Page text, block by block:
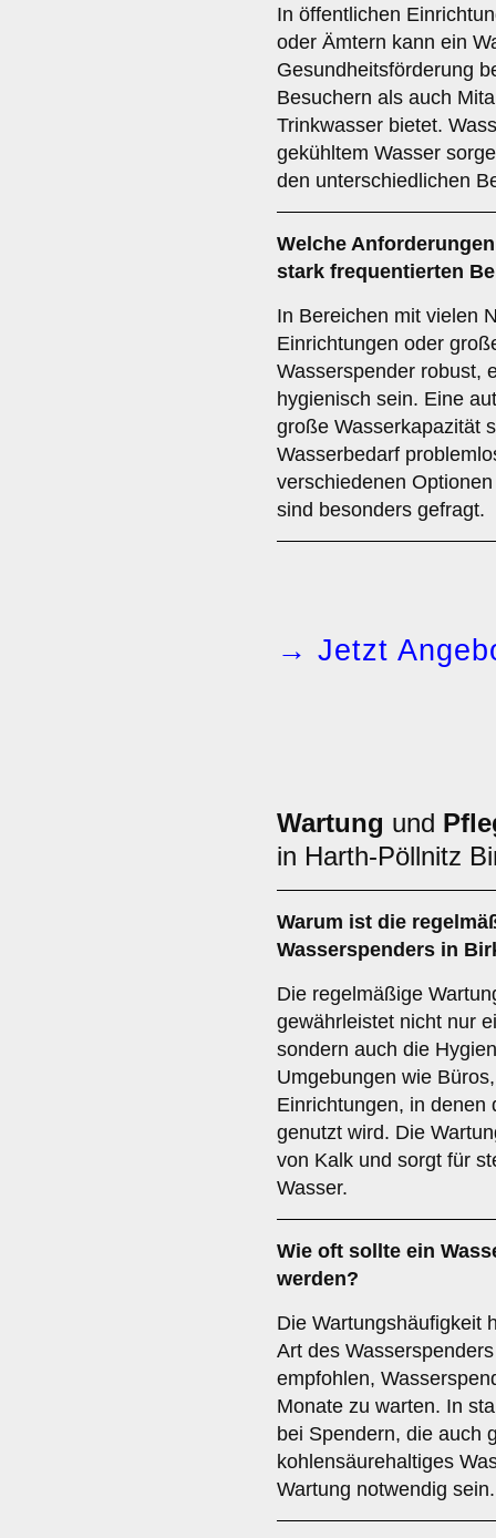
In öffentlichen
oder Ämtern kann ein
Gesundheitsförderung
Besuchern als auch
Trinkwasser bietet.
gekühltem Wasser
den unterschiedlichen
Welche
stark frequentierten
In Bereichen mit vielen
Einrichtungen oder
Wasserspender robust,
hygienisch sein. Eine
große Wasserkapazität
Wasserbedarf
verschiedenen
sind besonders gefragt.
→ Jetzt
Wartung und
in Harth-Pöllnitz
Warum ist die
Wasserspenders in
Die regelmäßige
gewährleistet nicht nur
sondern auch die
Umgebungen wie
Einrichtungen, in denen
genutzt wird. Die
von Kalk und sorgt für
Wasser.
Wie oft sollte ein
werden?
Die Wartungshäufigkeit
Art des
empfohlen,
Monate zu warten. In
bei Spendern, die auch
kohlensäurehaltiges
Wartung notwendig sein.